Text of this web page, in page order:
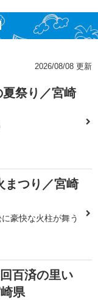
2026/08/08 更新
祭り／宮崎
まつり／宮崎
豪快な火柱が舞う
百済の里い
県